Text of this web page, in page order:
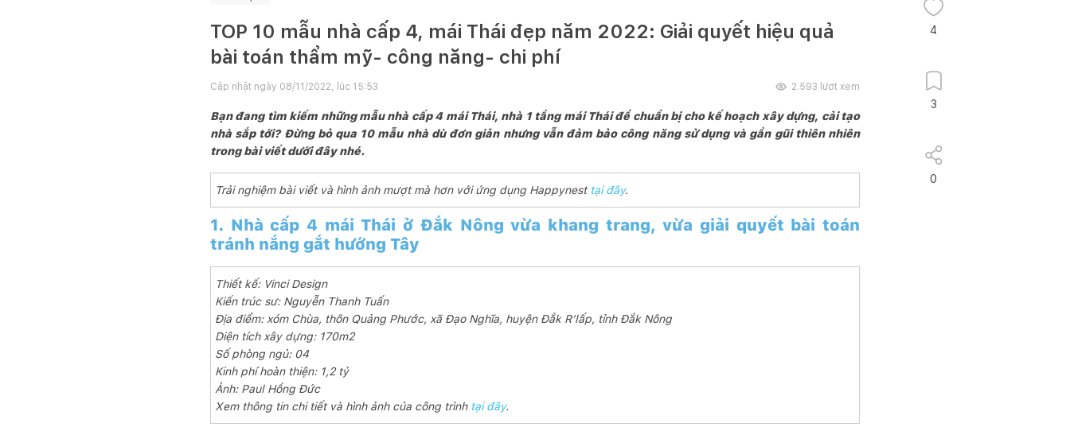
TOP 10 mẫu nhà cấp 4, mái Thái đẹp năm 2022: Giải quyết hiệu quả
bài toán thẩm mỹ- công năng- chi phí
Cập nhật ngày 08/11/2022, lúc 15:53 2.593 lượt xem
Bạn đang tìm kiếm những mẫu nhà cấp 4 mái Thái, nhà 1 tầng mái Thái để chuẩn bị cho kế hoạch xây dựng, cải tạo
nhà sắp tới? Đừng bỏ qua 10 mẫu nhà dù đơn giản nhưng vẫn đảm bảo công năng sử dụng và gần gũi thiên nhiên
trong bài viết dưới đây nhé.
Trải nghiệm bài viết và hình ảnh mượt mà hơn với ứng dụng Happynest tại đây.
1. Nhà cấp 4 mái Thái ở Đắk Nông vừa khang trang, vừa giải quyết bài toán
tránh nắng gắt hướng Tây
Thiết kế: Vinci Design
Kiến trúc sư: Nguyễn Thanh Tuấn
Địa điểm: xóm Chùa, thôn Quảng Phước, xã Đạo Nghĩa, huyện Đắk R’lấp, tỉnh Đắk Nông
Diện tích xây dựng: 170m2
Số phòng ngủ: 04
Kinh phí hoàn thiện: 1,2 tỷ
Ảnh: Paul Hồng Đức
Xem thông tin chi tiết và hình ảnh của công trình tại đây.
4
3
0